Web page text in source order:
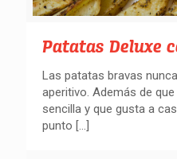
Patatas Deluxe
Las patatas bravas
aperitivo. Además de
sencilla y que gusta a
punto […]